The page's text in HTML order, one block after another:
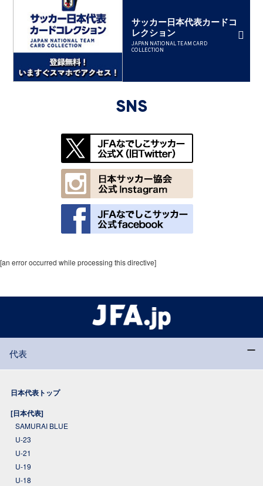
サッカー日本代表カードコ
レクション
JAPAN NATIONAL TEAM CARD
COLLECTION
SNS
[an error occurred while processing this directive]
代表
日本代表トップ
[日本代表]
SAMURAI BLUE
U-23
U-21
U-19
U-18